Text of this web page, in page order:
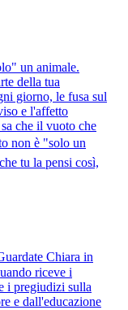
un animale.
della tua
giorno, le fusa sul
e l'affetto
che il vuoto che
non è "solo un
tu la pensi così,
Chiara in
riceve i
i pregiudizi sulla
e dall'educazione